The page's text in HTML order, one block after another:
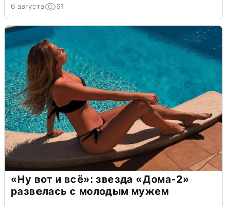
6 августа 61
«Ну вот и всё»: звезда «Дома-2»
развелась с молодым мужем